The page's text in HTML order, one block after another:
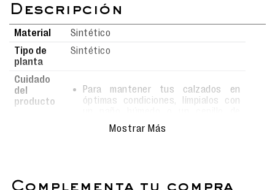
Material
Sintético
Tipo de
planta
Sintético
Cuidado
del
producto
Para mantener tus calzados en
óptimas condiciones, límpialos con
cerdas suaves usando agua y jabón.
Evita el uso de detergentes fuertes,
Mostrar Más